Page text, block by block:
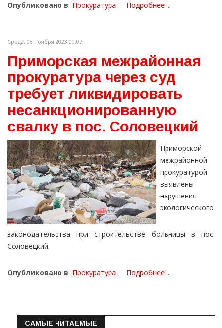
Опубликовано в Прокуратура Подробнее ...
Среда, 08 ноября 2023 09:07
Приморская межрайонная
прокуратура через суд
требует ликвидировать
несанкционированную
свалку в пос. Соловецкий
Приморской
межрайонной
прокуратурой
выявлены
нарушения
экологического
законодательства при строительстве больницы в пос.
Соловецкий.
Опубликовано в Прокуратура Подробнее ...
САМЫЕ ЧИТАЕМЫЕ